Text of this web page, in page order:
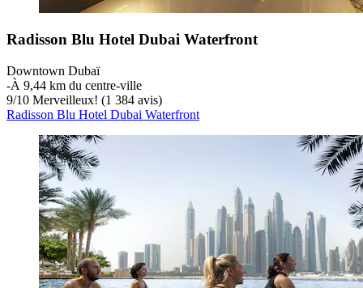
Radisson Blu Hotel Dubai Waterfront
Downtown Dubaï
‐À 9,44 km du centre-ville
9/10 Merveilleux! (1 384 avis)
Radisson Blu Hotel Dubai Waterfront